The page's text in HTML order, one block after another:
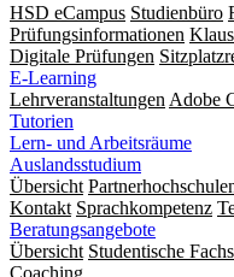
HSD eCampus Studienbüro
Prüfungs­informationen
Digitale Prüfungen
E-Learning
Lehrveranstaltungen Adobe
Tutorien
Lern- und Arbeitsräume
Auslandsstudium
Übersicht
Kontakt Sprachkompetenz
Beratungsangebote
Übersicht Studentische
Coaching